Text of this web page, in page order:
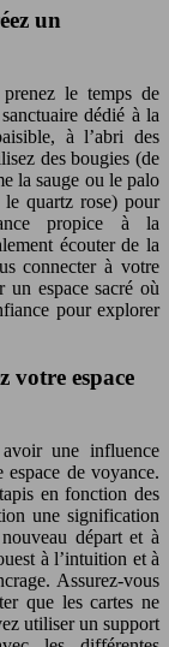
un
le temps de
dédié à la
à l’abri des
des bougies (de
la sauge ou le palo
le quartz rose) pour
propice à la
écouter de la
connecter à votre
espace sacré où
pour explorer
votre espace
une influence
de voyance.
en fonction des
une signification
départ et à
à l’intuition et à
Assurez-vous
que les cartes ne
utiliser un support